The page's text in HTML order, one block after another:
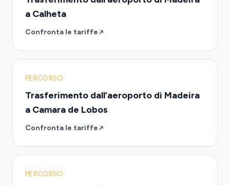
a Calheta
Confronta le tariffe
PERCORSO
Trasferimento dall’aeroporto di Madeira
a Camara de Lobos
Confronta le tariffe
PERCORSO